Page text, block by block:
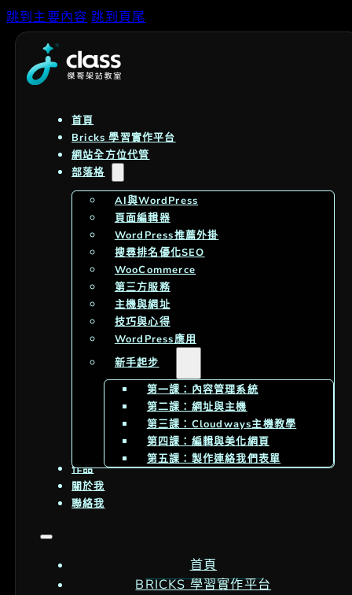
跳到主要內容 跳到頁尾
首頁
Bricks 學習實作平台
網站全方位代管
部落格
AI與WordPress
頁面編輯器
WordPress推薦外掛
搜尋排名優化SEO
WooCommerce
第三方服務
主機與網址
技巧與心得
WordPress應用
新手起步
第一課：內容管理系統
第二課：網址與主機
第三課：Cloudways主機教學
第四課：編輯與美化網頁
第五課：製作連絡我們表單
作品
關於我
聯絡我
首頁
BRICKS 學習實作平台